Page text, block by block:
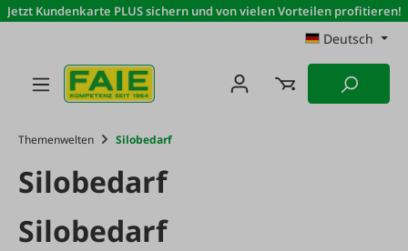
Zum Hauptinhalt springen
Jetzt Kundenkarte PLUS sichern und von vielen Vorteilen profitieren!
Deutsch
Themenwelten Silobedarf
Silobedarf
Silobedarf